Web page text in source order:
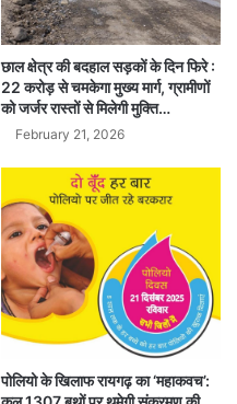
छाल क्षेत्र की बदहाल सड़कों के दिन फिरे :
22 करोड़ से चमकेगा मुख्य मार्ग, ग्रामीणों
को जर्जर रास्तों से मिलेगी मुक्ति…
February 21, 2026
पोलियो के खिलाफ रायगढ़ का ‘महाकवच’: